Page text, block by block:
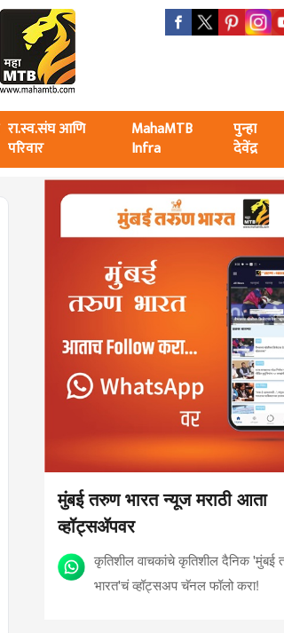
रा.स्व.संघ आणि
परिवार
MahaMTB
Infra
पुन्हा
देवेंद्र
मुंबई तरुण भारत न्यूज मराठी आता
व्हॉट्सॲपवर
कृतिशील वाचकांचे कृतिशील दैनिक 'मुंबई
भारत'चं व्हॉट्सअप चॅनल फॉलो करा!